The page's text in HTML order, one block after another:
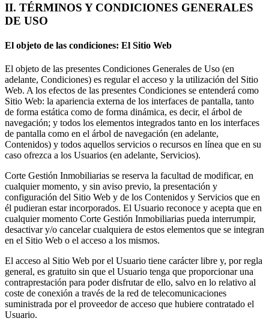
II. TÉRMINOS Y CONDICIONES GENERALES
DE USO
El objeto de las condiciones: El Sitio Web
El objeto de las presentes Condiciones Generales de Uso (en
adelante, Condiciones) es regular el acceso y la utilización del Sitio
Web. A los efectos de las presentes Condiciones se entenderá como
Sitio Web: la apariencia externa de los interfaces de pantalla, tanto
de forma estática como de forma dinámica, es decir, el árbol de
navegación; y todos los elementos integrados tanto en los interfaces
de pantalla como en el árbol de navegación (en adelante,
Contenidos) y todos aquellos servicios o recursos en línea que en su
caso ofrezca a los Usuarios (en adelante, Servicios).
Corte Gestión Inmobiliarias se reserva la facultad de modificar, en
cualquier momento, y sin aviso previo, la presentación y
configuración del Sitio Web y de los Contenidos y Servicios que en
él pudieran estar incorporados. El Usuario reconoce y acepta que en
cualquier momento Corte Gestión Inmobiliarias pueda interrumpir,
desactivar y/o cancelar cualquiera de estos elementos que se integran
en el Sitio Web o el acceso a los mismos.
El acceso al Sitio Web por el Usuario tiene carácter libre y, por regla
general, es gratuito sin que el Usuario tenga que proporcionar una
contraprestación para poder disfrutar de ello, salvo en lo relativo al
coste de conexión a través de la red de telecomunicaciones
suministrada por el proveedor de acceso que hubiere contratado el
Usuario.